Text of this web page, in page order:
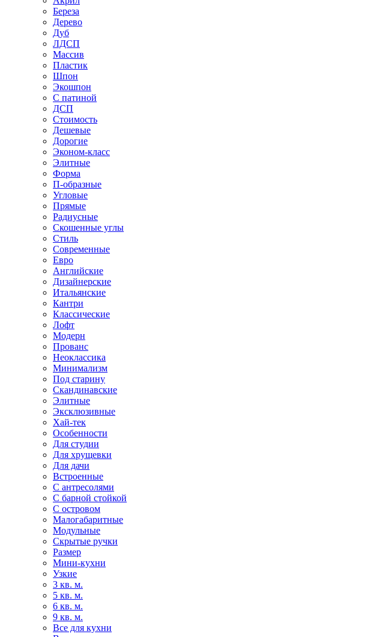
Береза
Дерево
Дуб
ЛДСП
Массив
Пластик
Шпон
Экошпон
С патиной
ДСП
Стоимость
Дешевые
Дорогие
Эконом-класс
Элитные
Форма
П-образные
Угловые
Прямые
Радиусные
Скошенные углы
Стиль
Современные
Евро
Английские
Дизайнерские
Итальянские
Кантри
Классические
Лофт
Модерн
Прованс
Неоклассика
Минимализм
Под старину
Скандинавские
Элитные
Эксклюзивные
Хай-тек
Особенности
Для студии
Для хрущевки
Для дачи
Встроенные
С антресолями
С барной стойкой
С островом
Малогабаритные
Модульные
Скрытые ручки
Размер
Мини-кухни
Узкие
3 кв. м.
5 кв. м.
6 кв. м.
9 кв. м.
Все для кухни